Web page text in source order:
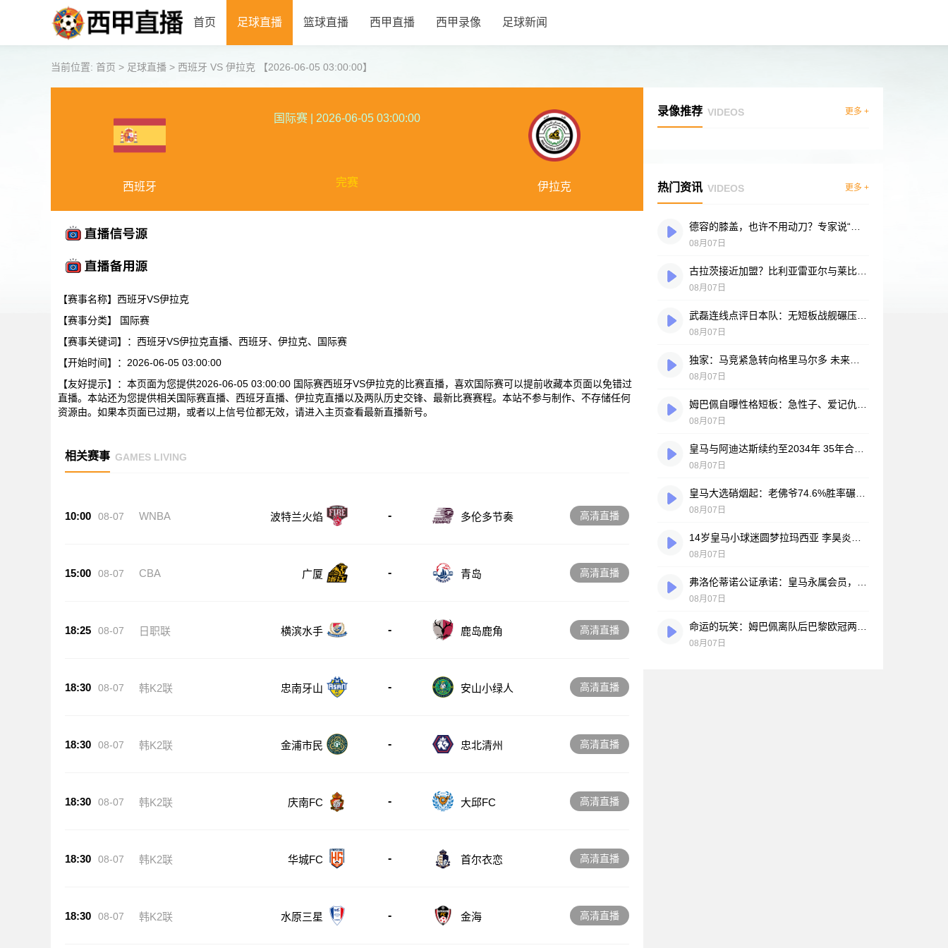
首页 足球直播 篮球直播 西甲直播 西甲录像 足球新闻
当前位置: 首页 > 足球直播 > 西班牙 VS 伊拉克 【2026-06-05 03:00:00】
西班牙
国际赛 2026-06-05 03:00:00
完赛 伊拉克
【赛事名称】西班牙VS伊拉克
【赛事分类】
国际赛
【赛事关键词】：西班牙VS伊拉克直播、西班牙、伊拉克、国际赛
【开始时间】：2026-06-05 03:00:00
【友好提示】：本页面为您提供2026-06-05 03:00:00 国际赛西班牙VS伊拉克的比赛直播，喜欢国际赛可以提前收藏本页面以免错过
直播。本站还为您提供相关国际赛直播、西班牙直播、伊拉克直播以及两队历史交锋、最新比赛赛程。本站不参与制作、不存储任何
资源由。如果本页面已过期，或者以上信号位都无效，请进入主页查看最新直播新号。
相关赛事 GAMES LIVING
10:00 08-07 WNBA 波特兰火焰 - 多伦多节奏 高清直播
15:00 08-07 CBA 广厦 - 青岛 高清直播
18:25 08-07 日职联 横滨水手 - 鹿岛鹿角 高清直播
18:30 08-07 韩K2联 忠南牙山 - 安山小绿人 高清直播
18:30 08-07 韩K2联 金浦市民 - 忠北清州 高清直播
18:30 08-07 韩K2联 庆南FC - 大邱FC 高清直播
18:30 08-07 韩K2联 华城FC - 首尔衣恋 高清直播
18:30 08-07 韩K2联 水原三星 - 金海 高清直播
录像推荐 VIDEOS 更多 +
热门资讯 VIDEOS 更多 +
08月07日
08月07日
08月07日
08月07日
08月07日
08月07日
08月07日
08月07日
08月07日
08月07日